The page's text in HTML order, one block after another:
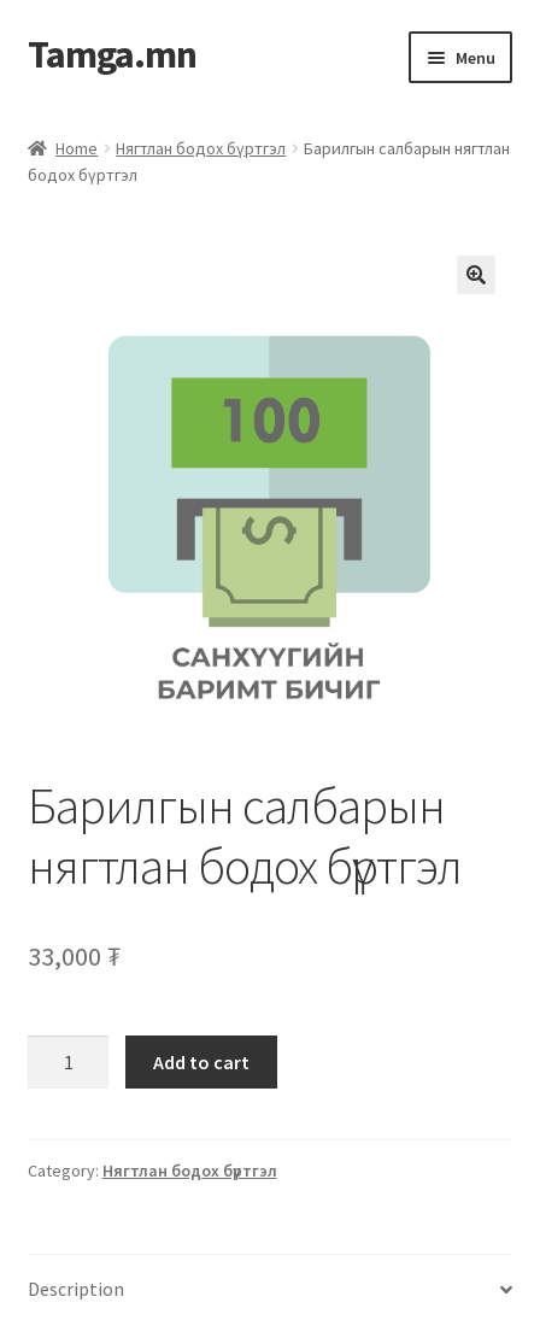
Tamga.mn Menu
ХАБЭА-н багц
Компанийн удирдлагын бичиг баримт
Нягтлан бодох бүртгэл
Санхүүгийн анхан шатны баримтуудын загвар
Хөдөлмөрийн багц баримт
Хүний нөөцийн бодлогын баримт
Шүүхэд нэхэмжлэл гаргах загварууд
Home Нягтлан бодох бүртгэл
Барилгын салбарын нягтлан
бодох бүртгэл
Барилгын салбарын
нягтлан бодох бүртгэл
33,000 ₮
Add to cart
Category: Нягтлан бодох бүртгэл
Description